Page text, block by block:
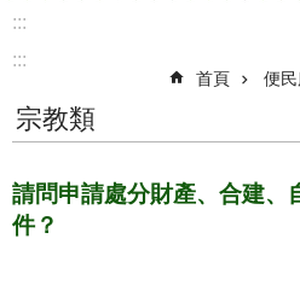
:::
:::
首頁 便
宗教類
請問申請處分財產、合建、
件？